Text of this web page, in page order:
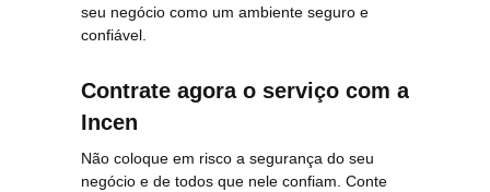
seu negócio como um ambiente seguro e
confiável.
Contrate agora o serviço com a
Incen
Não coloque em risco a segurança do seu
negócio e de todos que nele confiam. Conte